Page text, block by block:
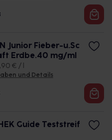
Junior Fieber-u.Sc
Erdbe.40 mg/ml
€ / l
und Details
Guide Teststreif